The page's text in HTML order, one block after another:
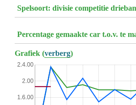
Spelsoort: divisie competitie
Percentage gemaakte car t.o.v. te
Grafiek (verberg)